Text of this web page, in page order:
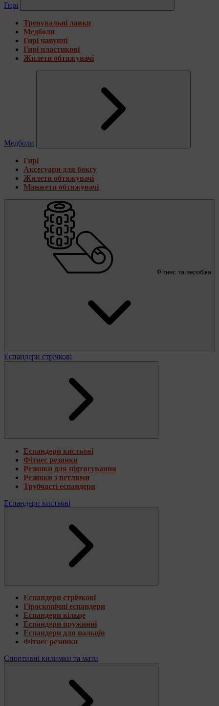
Гирі
Тренувальні лавки
Медболи
Гирі чавунні
Гирі пластикові
Жилети обтяжувачі
Медболи
Гирі
Аксесуари для боксу
Жилети обтяжувачі
Манжети обтяжувачі
Фітнес та аеробіка
Еспандери стрічкові
Еспандери кистьові
Фітнес резинки
Резинки для підтягування
Резинки з петлями
Трубчасті еспандери
Еспандери кистьові
Еспандери стрічкові
Гіроскопічні еспандери
Еспандери кільце
Еспандери пружинні
Еспандери для пальців
Фітнес резинки
Спортивні килимки та мати